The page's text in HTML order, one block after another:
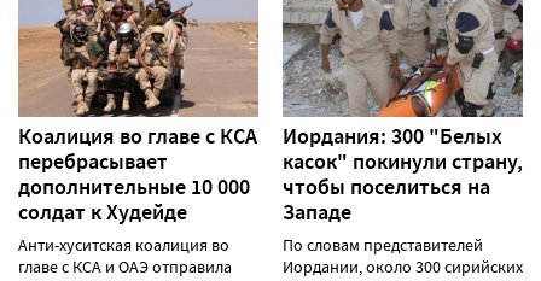
Коалиция во главе с КСА
перебрасывает
дополнительные 10 000
солдат к Худейде
Анти-хуситская коалиция во
главе с КСА и ОАЭ отправила
Иордания: 300 "Белых
касок" покинули страну,
чтобы поселиться на
Западе
По словам представителей
Иордании, около 300 сирийских